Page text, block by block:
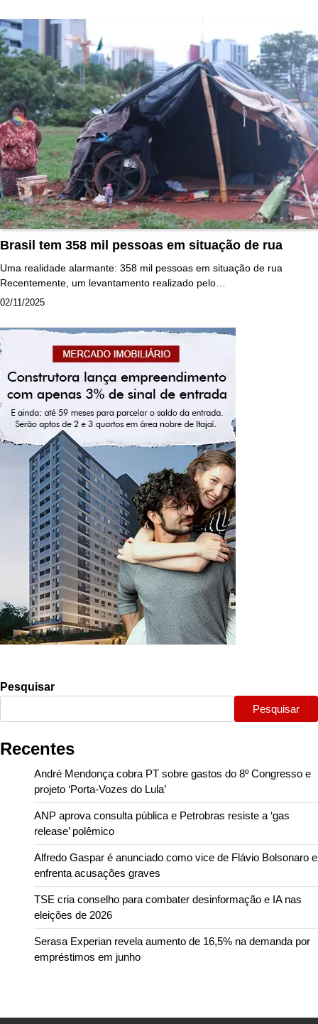
Brasil tem 358 mil pessoas em situação de rua
Uma realidade alarmante: 358 mil pessoas em situação de rua
Recentemente, um levantamento realizado pelo…
02/11/2025
Pesquisar
Pesquisar
Recentes
André Mendonça cobra PT sobre gastos do 8º Congresso e
projeto ‘Porta-Vozes do Lula’
ANP aprova consulta pública e Petrobras resiste a ‘gas
release’ polêmico
Alfredo Gaspar é anunciado como vice de Flávio Bolsonaro e
enfrenta acusações graves
TSE cria conselho para combater desinformação e IA nas
eleições de 2026
Serasa Experian revela aumento de 16,5% na demanda por
empréstimos em junho